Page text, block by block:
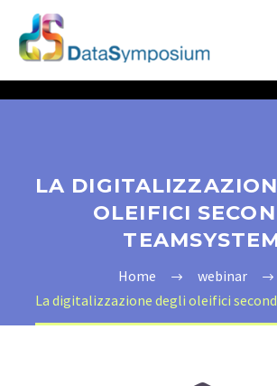
LA
OLEIFICI
Home
webinar
La digitalizzazione degli oleifici